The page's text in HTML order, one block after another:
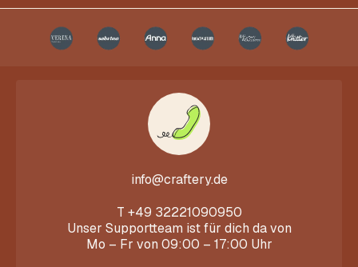
info@craftery.de
T +49 32221090950
Unser Supportteam ist für dich da von
Mo – Fr von 09:00 – 17:00 Uhr